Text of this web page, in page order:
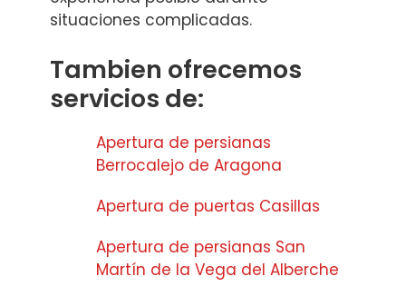
situaciones complicadas.
Tambien ofrecemos
servicios de:
Apertura de persianas
Berrocalejo de Aragona
Apertura de puertas Casillas
Apertura de persianas San
Martín de la Vega del Alberche